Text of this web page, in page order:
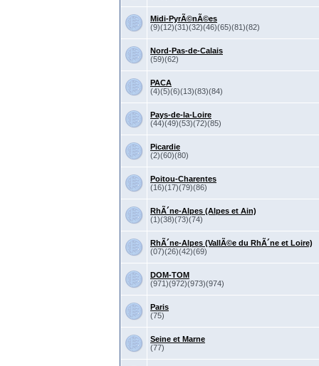
Midi-PyrÃ©nÃ©es
(9)(12)(31)(32)(46)(65)(81)(82)
Nord-Pas-de-Calais
(59)(62)
PACA
(4)(5)(6)(13)(83)(84)
Pays-de-la-Loire
(44)(49)(53)(72)(85)
Picardie
(2)(60)(80)
Poitou-Charentes
(16)(17)(79)(86)
RhÃ´ne-Alpes (Alpes et Ain)
(1)(38)(73)(74)
RhÃ´ne-Alpes (VallÃ©e du RhÃ´ne et Loire)
(07)(26)(42)(69)
DOM-TOM
(971)(972)(973)(974)
Paris
(75)
Seine et Marne
(77)